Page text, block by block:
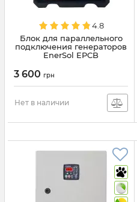
4.8
Блок для параллельного
подключения генераторов
EnerSol EPCB
3 600 грн
Нет в наличии